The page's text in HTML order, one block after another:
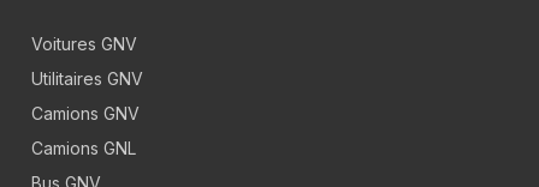
Voitures GNV
Utilitaires GNV
Camions GNV
Camions GNL
Bus GNV